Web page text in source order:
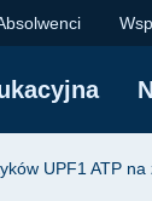
UPF1 ATP